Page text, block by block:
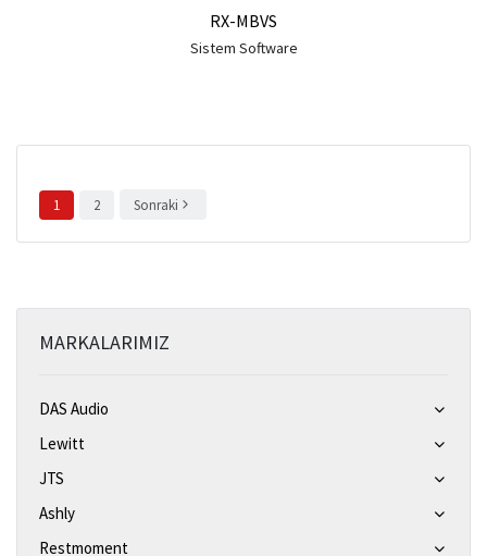
MARKALARIMIZ
DAS Audio
Lewitt
JTS
Ashly
Restmoment
RX-MBVS
Sistem Software
1 2 Sonraki